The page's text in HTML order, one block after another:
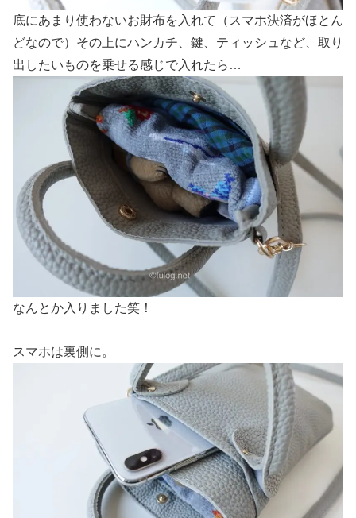
底にあまり使わないお財布を入れて（スマホ決済がほとん
どなので）その上にハンカチ、鍵、ティッシュなど、取り
出したいものを乗せる感じで入れたら…
なんとか入りました笑！
スマホは裏側に。